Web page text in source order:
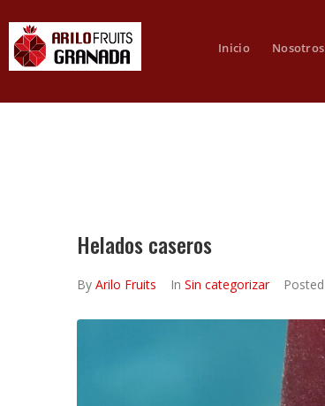
Inicio Nosotros
Helados caseros
By Arilo Fruits In Sin categorizar Posted